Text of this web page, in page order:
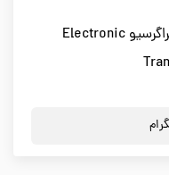
بروزترین موزیک ترنس اپلیفتینگ و پراگرسیو Electronic